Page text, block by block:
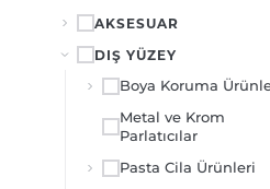
AKSESUAR
DIŞ YÜZEY
Boya Koruma
Metal ve Krom
Parlatıcılar
Pasta Cila Ürünleri